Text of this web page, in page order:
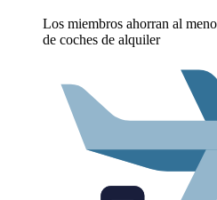
Los miembros ahorran al
de coches de alquiler